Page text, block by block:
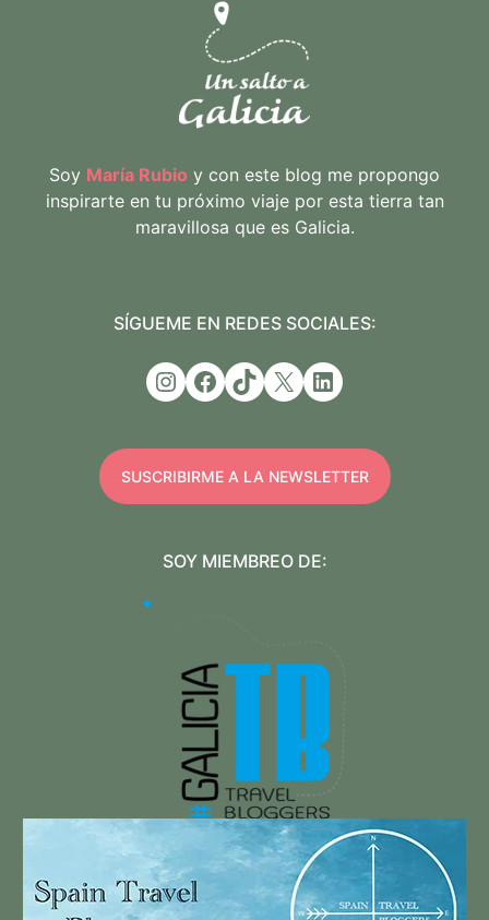
Soy María Rubio y con este blog me propongo
inspirarte en tu próximo viaje por esta tierra tan
maravillosa que es Galicia.
SÍGUEME EN REDES SOCIALES:
Instagram
Facebook
TikTok
X LinkedIn
SUSCRIBIRME A LA NEWSLETTER
SOY MIEMBREO DE: